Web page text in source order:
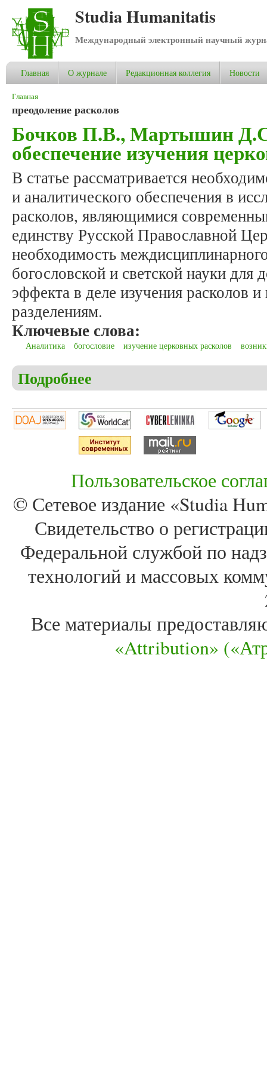
Studia Humanitatis
Международный электронный научный
Главная О журнале Редакционная коллегия Новости
Вы здесь
Главная
преодоление расколов
Бочков П.В., Мартышин
обеспечение изучения
В статье рассматривается
и аналитического обеспечения в
расколов, являющимися
единству Русской Православной
необходимость
богословской и светской науки для
эффекта в деле изучения расколов
разделениям.
Ключевые слова:
Аналитика богословие изучение церковных расколов
Подробнее
Пользовательское
© Сетевое издание «Studia
Свидетельство о
Федеральной службой по
технологий и массовых
Все материалы
«Attribution»